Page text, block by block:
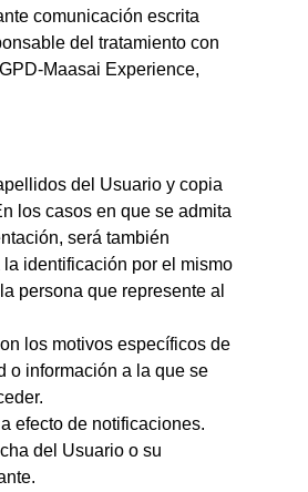
comunicación escrita
del tratamiento con
Maasai Experience,
del Usuario y copia
los casos en que se admita
será también
la identificación por el mismo
persona que represente al
los motivos específicos de
o información a la que se
efecto de notificaciones.
del Usuario o su